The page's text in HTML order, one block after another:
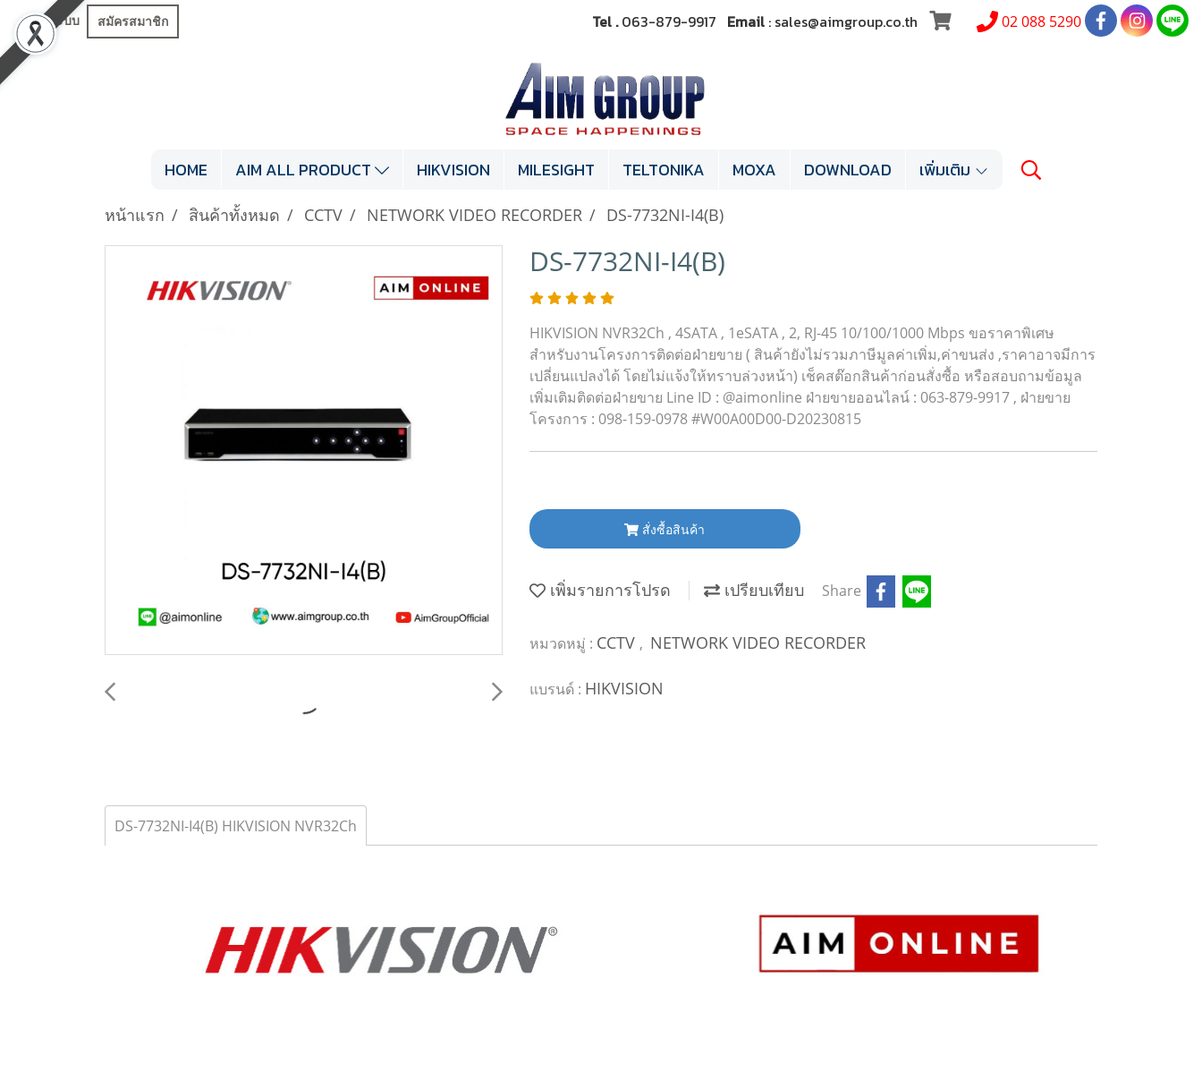
เข้าสู่ระบบ สมัครสมาชิก Tel .063-879-9917 Email : sales@aimgroup.co.th 02 088 5290
HOME AIM ALL PRODUCT HIKVISION MILESIGHT TELTONIKA MOXA DOWNLOAD เพิ่มเติม
หน้าแรก สินค้าทั้งหมด CCTV NETWORK VIDEO RECORDER DS-7732NI-I4(B)
DS-7732NI-I4(B)
HIKVISION NVR32Ch , 4SATA , 1eSATA , 2, RJ-45 10/100/1000 Mbps ขอราคาพิเศษ
สำหรับงานโครงการติดต่อฝ่ายขาย ( สินค้ายังไม่รวมภาษีมูลค่าเพิ่ม,ค่าขนส่ง ,ราคาอาจมีการ
เปลี่ยนแปลงได้ โดยไม่แจ้งให้ทราบล่วงหน้า) เช็คสต๊อกสินค้าก่อนสั่งซื้อ หรือสอบถามข้อมูล
เพิ่มเติมติดต่อฝ่ายขาย Line ID : @aimonline ฝ่ายขายออนไลน์ : 063-879-9917 , ฝ่ายขาย
โครงการ : 098-159-0978 #W00A00D00-D20230815
สั่งซื้อสินค้า
เพิ่มรายการโปรด เปรียบเทียบ Share
หมวดหมู่ : CCTV , NETWORK VIDEO RECORDER
แบรนด์ : HIKVISION
DS-7732NI-I4(B) HIKVISION NVR32Ch